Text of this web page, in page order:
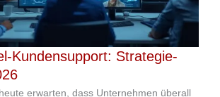
Kundensupport: Strategie-
erwarten, dass Unternehmen überall